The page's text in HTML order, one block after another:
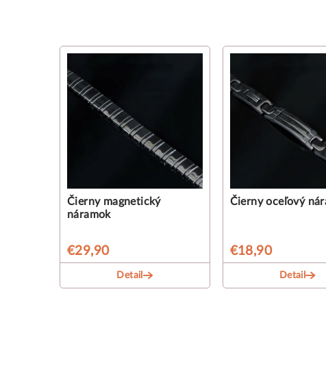
Čierny magnetický
náramok
€29,90
Detail
Čierny oceľový
€18,90
Detail